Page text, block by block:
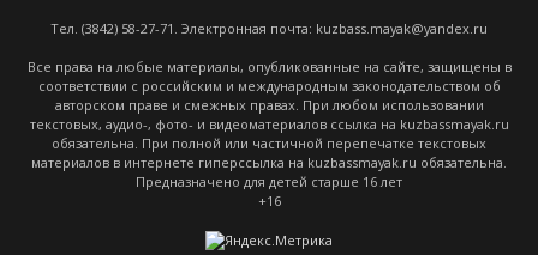
Тел. (3842) 58-27-71. Электронная почта: kuzbass.mayak@yandex.ru
Все права на любые материалы, опубликованные на сайте, защищены в
соответствии с российским и международным законодательством об
авторском праве и смежных правах. При любом использовании
текстовых, аудио-, фото- и видеоматериалов ссылка на kuzbassmayak.ru
обязательна. При полной или частичной перепечатке текстовых
материалов в интернете гиперссылка на kuzbassmayak.ru обязательна.
Предназначено для детей старше 16 лет
+16